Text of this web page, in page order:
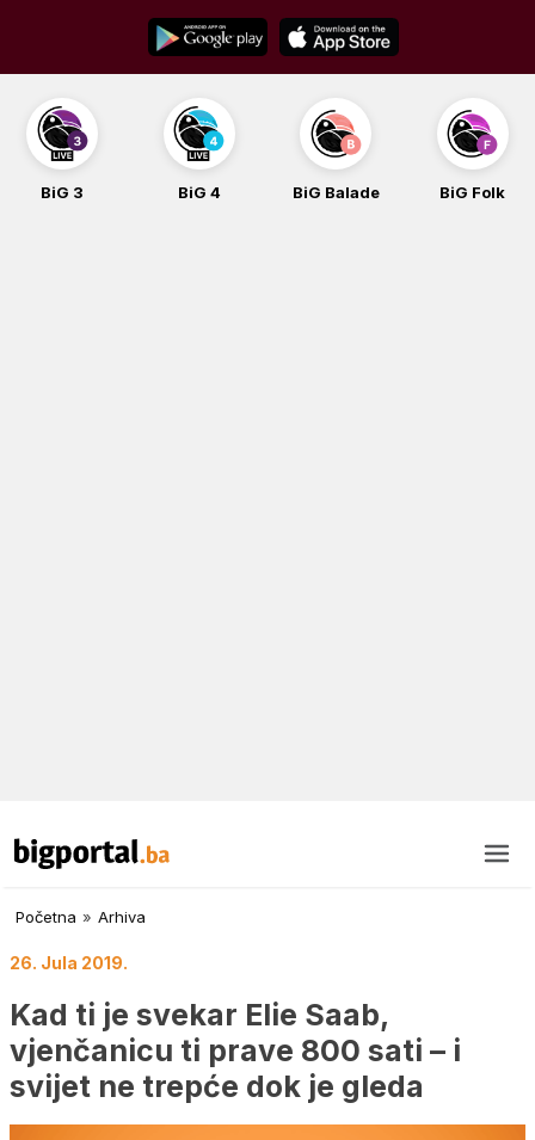
content
BiG 4 BiG Balade BiG Folk BiG iG
Početna » Arhiva
26. Jula 2019.
Kad ti je svekar Elie Saab,
vjenčanicu ti prave 800 sati – i
svijet ne trepće dok je gleda